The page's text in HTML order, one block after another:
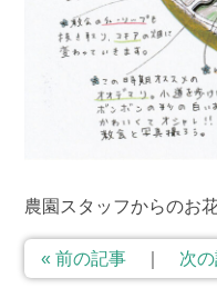
農園スタッフからのお
« 前の記事 次